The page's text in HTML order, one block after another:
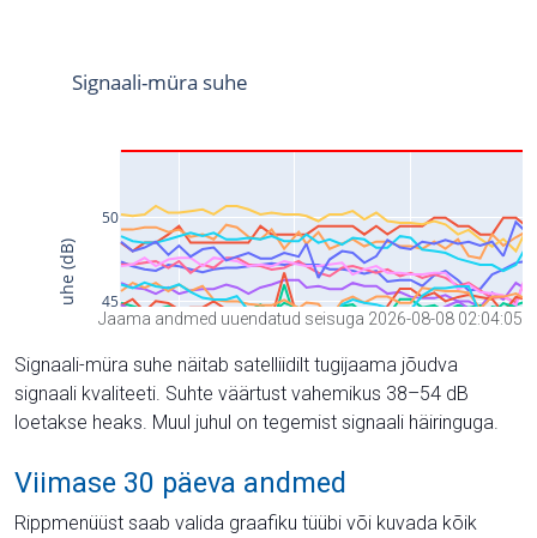
Jaama andmed uuendatud seisuga 2026-08-08 02:04:05
Signaali-müra suhe näitab satelliidilt tugijaama jõudva
signaali kvaliteeti. Suhte väärtust vahemikus 38–54 dB
loetakse heaks. Muul juhul on tegemist signaali häiringuga.
Viimase 30 päeva andmed
Rippmenüüst saab valida graafiku tüübi või kuvada kõik